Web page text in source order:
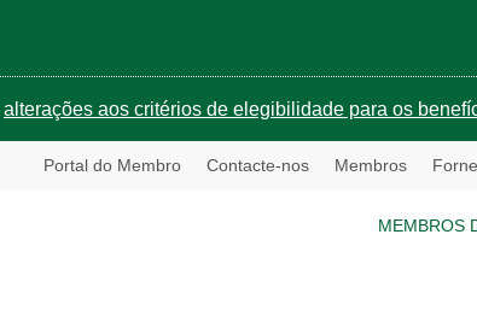
alterações aos critérios de elegibilidade para os
Portal do Membro Contacte-nos Membros
MEMBROS